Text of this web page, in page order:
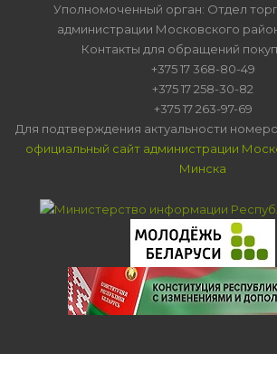
Уполномоченный орган: Отдел
администрации Московского
Контакты для обращений
+375 17 368-80-49
+375 17 258-30-82
+375 17 263-97-69
Для подтверждения актуальности
официальный сайт администрации
Минска